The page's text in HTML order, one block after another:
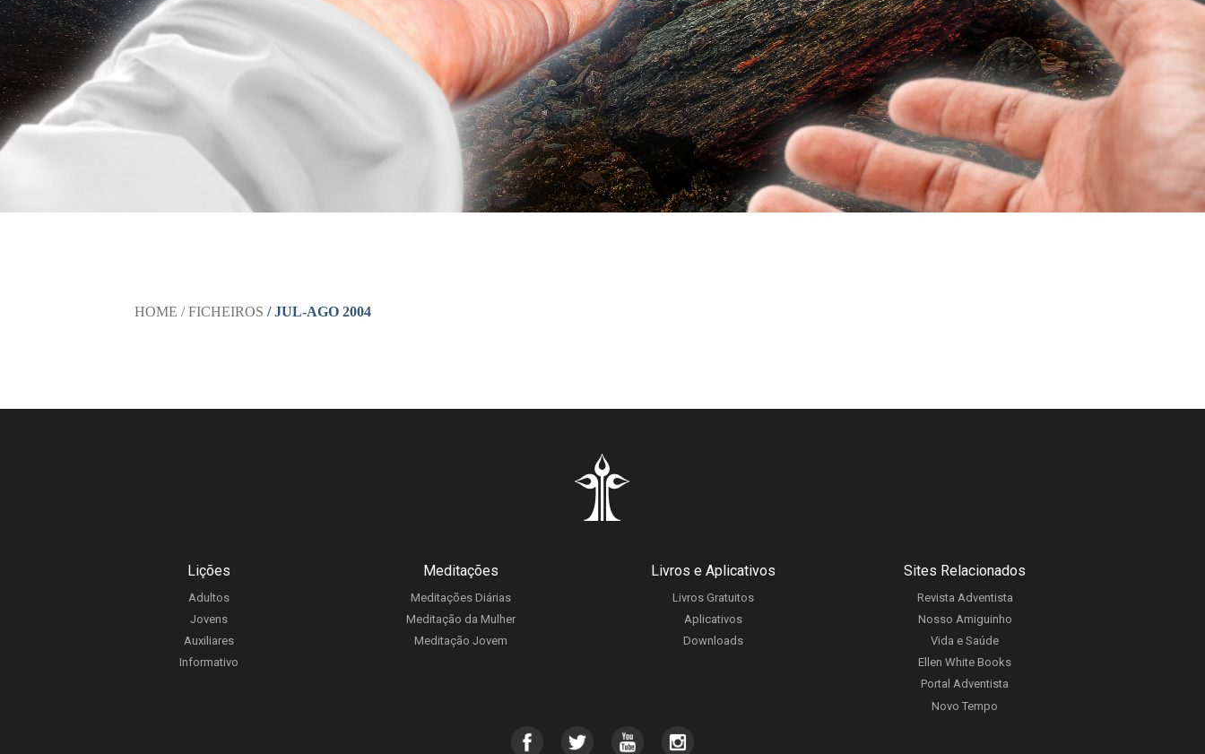
HOME / FICHEIROS / JUL-AGO 2004
Lições
Adultos
Jovens
Auxiliares
Informativo
Meditações
Meditações Diárias
Meditação da Mulher
Meditação Jovem
Livros e Aplicativos
Livros Gratuitos
Aplicativos
Downloads
Sites Relacionados
Revista Adventista
Nosso Amiguinho
Vida e Saúde
Ellen White Books
Portal Adventista
Novo Tempo